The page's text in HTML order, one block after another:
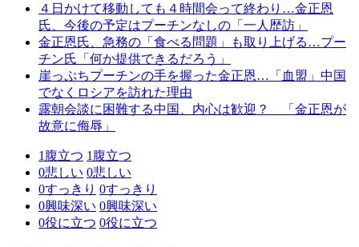
４日かけて移動しても４時間会って終わり…金正恩
氏、今後の予定はプーチンなしの「一人歴訪」
金正恩氏、急務の「食べる問題」も取り上げる…プー
チン氏「何か提供できるだろう」
崖っぷちプーチンの手を握った金正恩…「血盟」中国
でなくロシアを訪れた理由
露朝会談に困難する中国、内心は歓迎？ 「金正恩が
故意に侮辱」
1 腹立つ 1 腹立つ
0悲しい 0悲しい
0すっきり 0すっきり
0興味深い 0興味深い
0役に立つ 0役に立つ